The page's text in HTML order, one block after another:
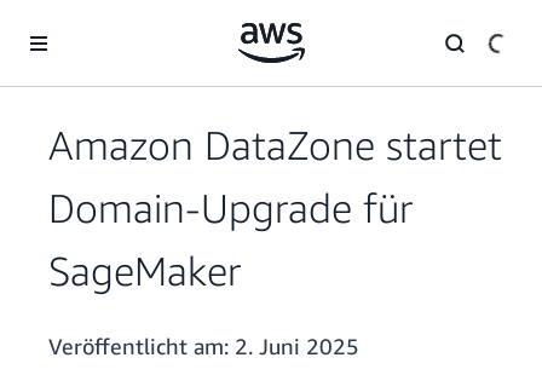
Überspringen zum Hauptinhalt
Amazon DataZone startet
Domain-Upgrade für
SageMaker
Veröffentlicht am: 2. Juni 2025